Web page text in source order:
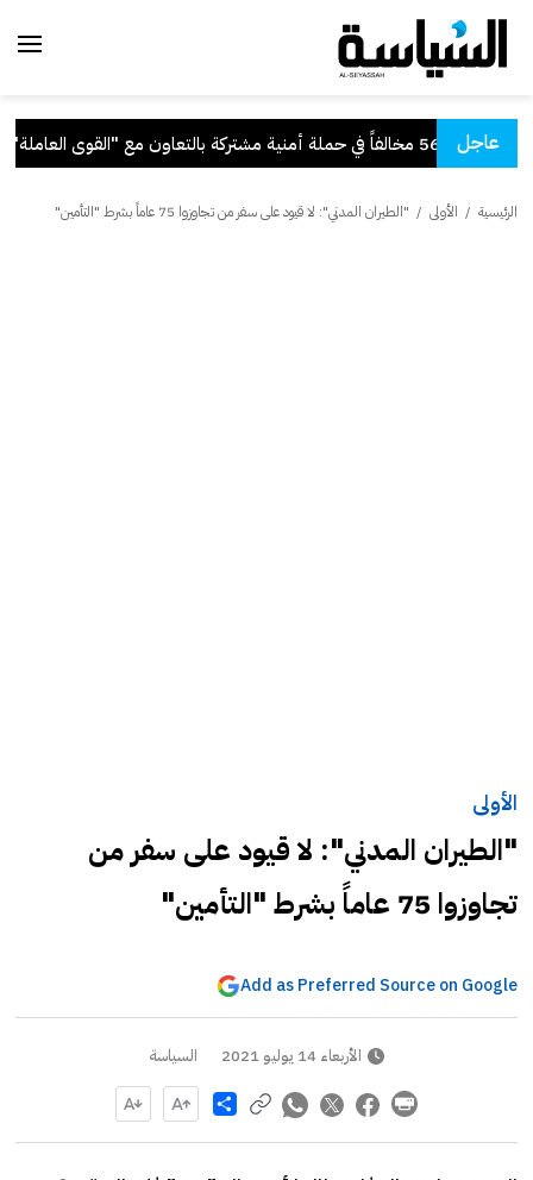
عاجل
مشتركة بالتعاون مع "القوى العاملة"
الرئيسية / الأولى / "الطيران المدني": لا قيود على سفر من تجاوزوا 75 عاماً بشرط "التأمين"
الأولى
"الطيران المدني": لا قيود على سفر من
تجاوزوا 75 عاماً بشرط "التأمين"
Add as Preferred Source on Google
الأربعاء 14 يوليو 2021 السياسة
Share